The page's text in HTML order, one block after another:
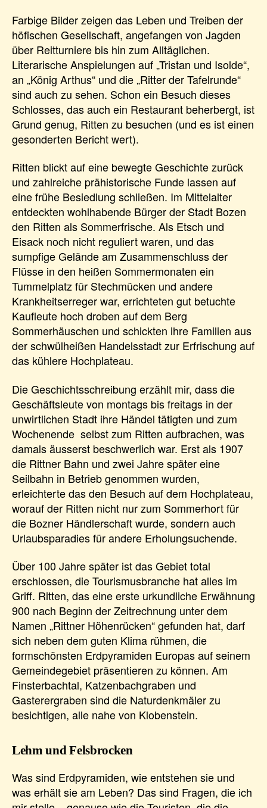
Farbige Bilder zeigen das Leben und Treiben der
höfischen Gesellschaft, angefangen von Jagden
über Reitturniere bis hin zum Alltäglichen.
Literarische Anspielungen auf „Tristan und Isolde“,
an „König Arthus“ und die „Ritter der Tafelrunde“
sind auch zu sehen. Schon ein Besuch dieses
Schlosses, das auch ein Restaurant beherbergt, ist
Grund genug, Ritten zu besuchen (und es ist einen
gesonderten Bericht wert).
Ritten blickt auf eine bewegte Geschichte zurück
und zahlreiche prähistorische Funde lassen auf
eine frühe Besiedlung schließen. Im Mittelalter
entdeckten wohlhabende Bürger der Stadt Bozen
den Ritten als Sommerfrische. Als Etsch und
Eisack noch nicht reguliert waren, und das
sumpfige Gelände am Zusammenschluss der
Flüsse in den heißen Sommermonaten ein
Tummelplatz für Stechmücken und andere
Krankheitserreger war, errichteten gut betuchte
Kaufleute hoch droben auf dem Berg
Sommerhäuschen und schickten ihre Familien aus
der schwülheißen Handelsstadt zur Erfrischung auf
das kühlere Hochplateau.
Die Geschichtsschreibung erzählt mir, dass die
Geschäftsleute von montags bis freitags in der
unwirtlichen Stadt ihre Händel tätigten und zum
Wochenende selbst zum Ritten aufbrachen, was
damals äusserst beschwerlich war. Erst als 1907
die Rittner Bahn und zwei Jahre später eine
Seilbahn in Betrieb genommen wurden,
erleichterte das den Besuch auf dem Hochplateau,
worauf der Ritten nicht nur zum Sommerhort für
die Bozner Händlerschaft wurde, sondern auch
Urlaubsparadies für andere Erholungsuchende.
Über 100 Jahre später ist das Gebiet total
erschlossen, die Tourismusbranche hat alles im
Griff. Ritten, das eine erste urkundliche Erwähnung
900 nach Beginn der Zeitrechnung unter dem
Namen „Rittner Höhenrücken“ gefunden hat, darf
sich neben dem guten Klima rühmen, die
formschönsten Erdpyramiden Europas auf seinem
Gemeindegebiet präsentieren zu können. Am
Finsterbachtal, Katzenbachgraben und
Gasterergraben sind die Naturdenkmäler zu
besichtigen, alle nahe von Klobenstein.
Lehm und Felsbrocken
Was sind Erdpyramiden, wie entstehen sie und
was erhält sie am Leben? Das sind Fragen, die ich